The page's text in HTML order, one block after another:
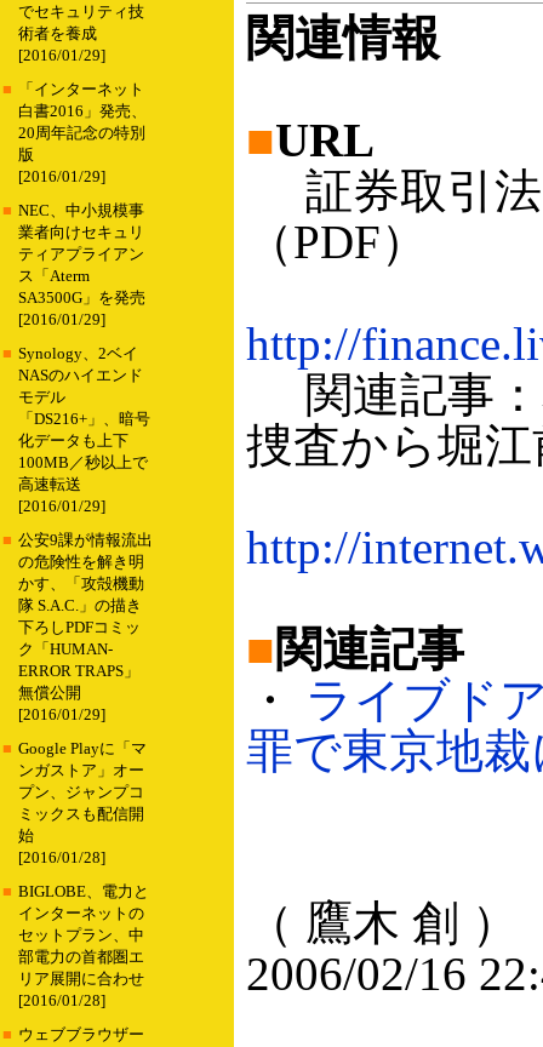
でセキュリティ技
術者を養成
[2016/01/29]
■
「インターネット
白書2016」発売、
20周年記念の特別
版
[2016/01/29]
■ NEC、中小規模事
業者向けセキュリ
ティアプライアン
ス「Aterm
SA3500G」を発売
[2016/01/29]
■ Synology、2ベイ
NASのハイエンド
モデル
「DS216+」、暗号
化データも上下
100MB／秒以上で
高速転送
[2016/01/29]
■ 公安9課が情報流出
の危険性を解き明
かす、「攻殻機動
隊 S.A.C.」の描き
下ろしPDFコミッ
ク「HUMAN-
ERROR TRAPS」
無償公開
[2016/01/29]
■ Google Playに「マ
ンガストア」オー
プン、ジャンプコ
ミックスも配信開
始
[2016/01/28]
■ BIGLOBE、電力と
インターネットの
セットプラン、中
部電力の首都圏エ
リア展開に合わせ
[2016/01/28]
■ ウェブブラウザー
関連情報
■URL
証券取引法
（PDF）
http://
関連記事：
捜査から堀
http://
■関連記事
・ ライブド
罪で東京地裁
（ 鷹木 創 ）
2006/02/16